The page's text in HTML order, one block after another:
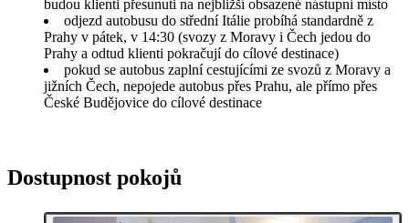
budou klienti přesunuti na nejbližší obsazené nástupní místo
odjezd autobusu do střední Itálie probíhá standardně z
Prahy v pátek, v 14:30 (svozy z Moravy i Čech jedou do
Prahy a odtud klienti pokračují do cílové destinace)
pokud se autobus zaplní cestujícími ze svozů z Moravy a
jižních Čech, nepojede autobus přes Prahu, ale přímo přes
České Budějovice do cílové destinace
Dostupnost pokojů